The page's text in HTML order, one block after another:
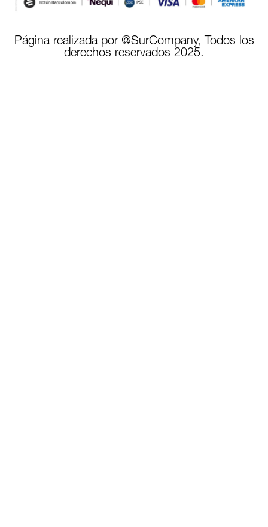
Página realizada por @SurCompany, Todos los
derechos reservados 2025.